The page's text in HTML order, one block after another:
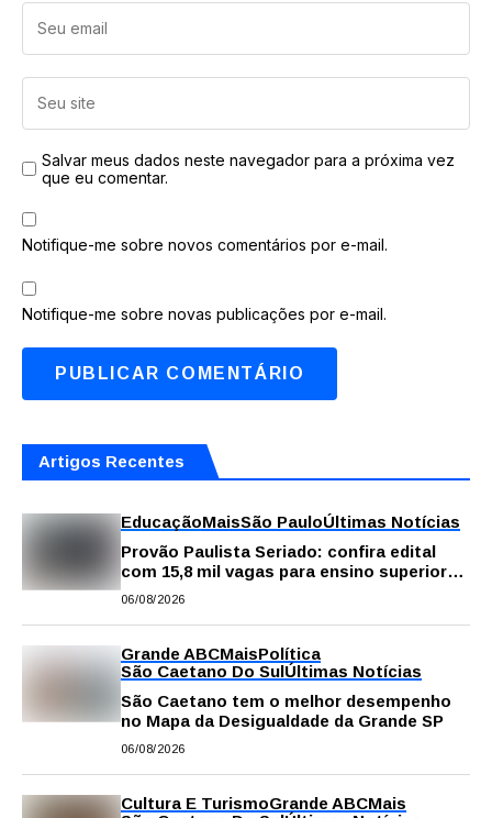
Salvar meus dados neste navegador para a próxima vez
que eu comentar.
Notifique-me sobre novos comentários por e-mail.
Notifique-me sobre novas publicações por e-mail.
Artigos Recentes
EducaçãoMaisSão PauloÚltimas Notícias
Provão Paulista Seriado: confira edital
com 15,8 mil vagas para ensino superior
público
06/08/2026
Grande ABCMaisPolítica
São Caetano Do SulÚltimas Notícias
São Caetano tem o melhor desempenho
no Mapa da Desigualdade da Grande SP
06/08/2026
Cultura E TurismoGrande ABCMais